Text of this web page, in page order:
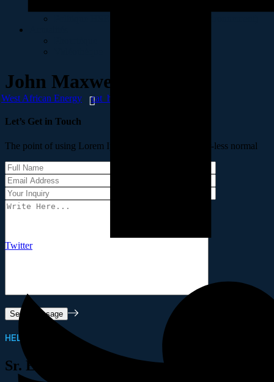
Twitter
John Maxwell
West African Energy cat_home1
Let’s Get in Touch
The point of using Lorem Ipsum is that it has more-or-less normal
HELLO I'M
Sr. Engineer